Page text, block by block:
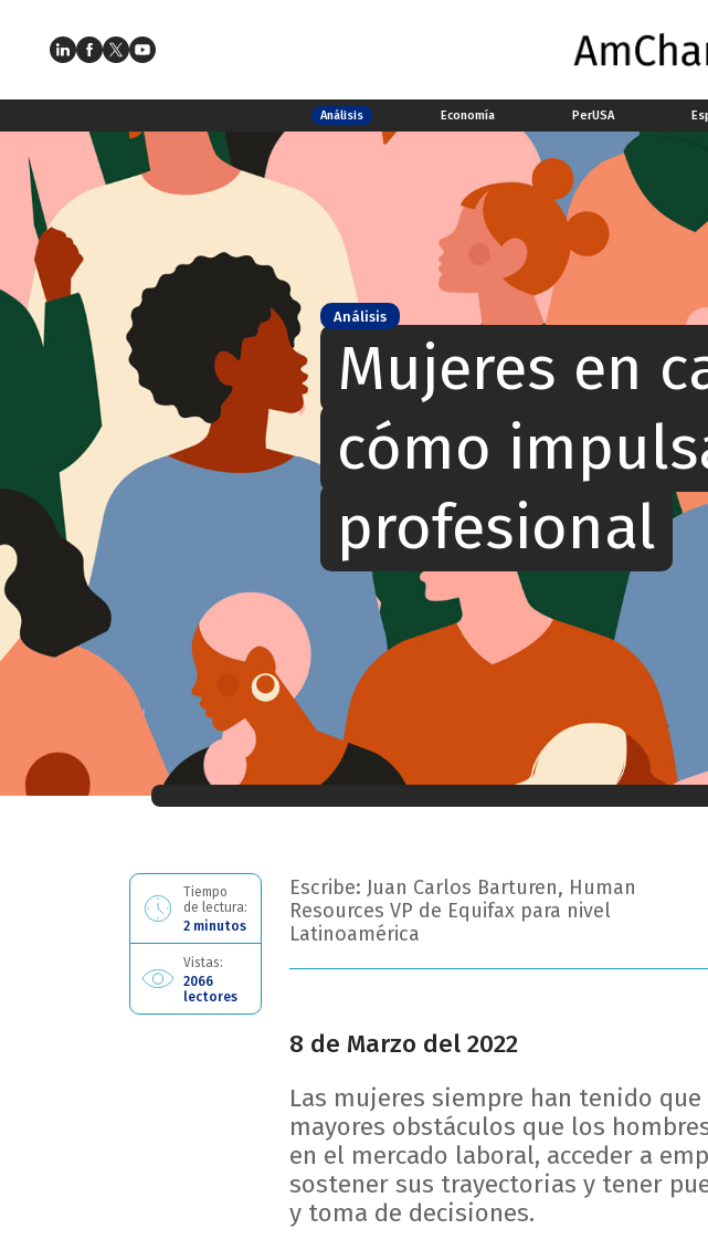
Análisis Economía PerUSA
Análisis
Mujeres en
cómo
profesional
Ahora estás leyendo: Mujeres en carreras STEM: cómo
Tiempo
de lectura:
2 minutos
Vistas:
2066
lectores
Escribe: Juan Carlos Barturen, Human
Resources VP de Equifax para nivel
Latinoamérica
8 de Marzo del 2022
Las mujeres siempre han tenido
mayores obstáculos que los
en el mercado laboral, acceder a
sostener sus trayectorias y tener
y toma de decisiones.